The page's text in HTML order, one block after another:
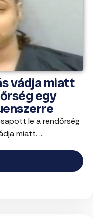
vádja miatt
egy
le a rendőrség
miatt. ...